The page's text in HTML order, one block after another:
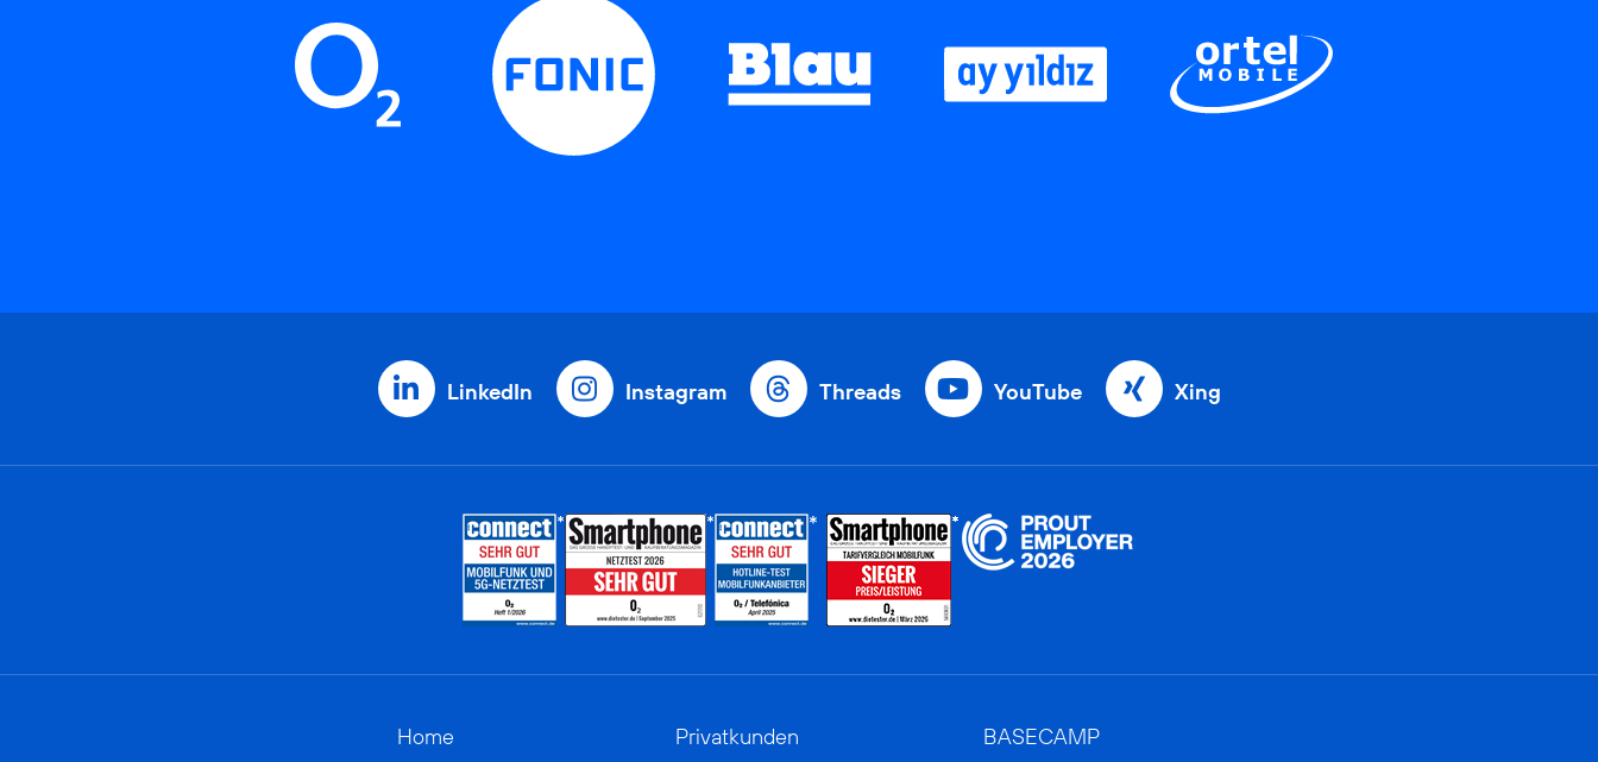
LinkedIn Instagram Threads YouTube Xing
Home
Privatkunden
BASECAMP